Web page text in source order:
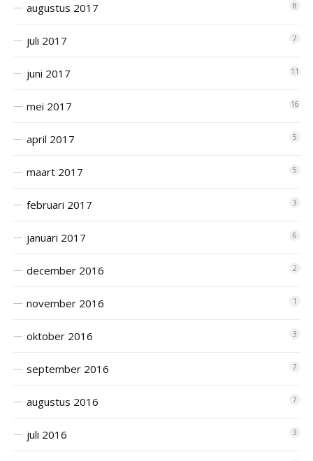
augustus 2017 8
juli 2017 7
juni 2017 11
mei 2017 16
april 2017 5
maart 2017 5
februari 2017 3
januari 2017 6
december 2016 2
november 2016 1
oktober 2016 3
september 2016 7
augustus 2016 7
juli 2016 3